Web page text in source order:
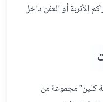
الأتربة أو العفن داخل
مجموعة من